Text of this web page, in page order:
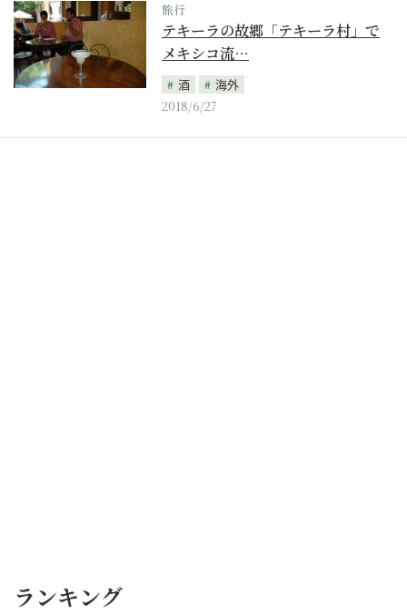
旅行
テキーラの故郷「テキーラ村」で
メキシコ流…
酒
海外
2018/6/27
ランキング